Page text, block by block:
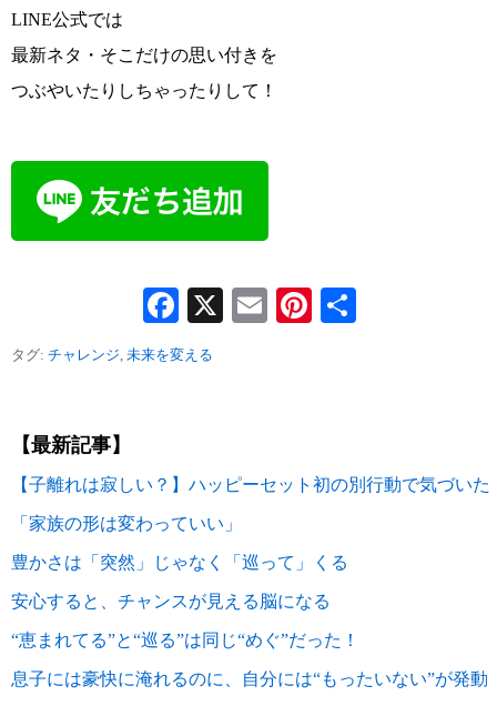
LINE公式では
最新ネタ・そこだけの思い付きを
つぶやいたりしちゃったりして！
Facebook
X EmailPinterest
タグ: チャレンジ 未来を変える
【最新記事】
【子離れは寂しい？】ハッピーセット初の別行動で気づいた
「家族の形は変わっていい」
豊かさは「突然」じゃなく「巡って」くる
安心すると、チャンスが見える脳になる
“恵まれてる”と“巡る”は同じ“めぐ”だった！
息子には豪快に淹れるのに、自分には“もったいない”が発動